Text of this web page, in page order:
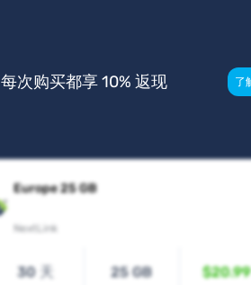
每次购买都享 10% 返现 了
Europe 25 GB
NextLink
30 天 25 GB $20.99